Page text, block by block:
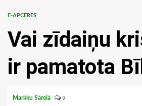
E-APCERES
Vai zīdaiņu
ir pamatota
Markku Särelä 9